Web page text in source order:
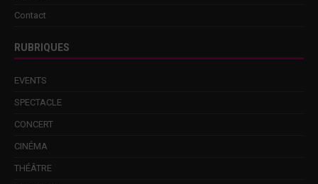
Contact
RUBRIQUES
EVENTS
SPECTACLE
CONCERT
CINÉMA
THÉÂTRE